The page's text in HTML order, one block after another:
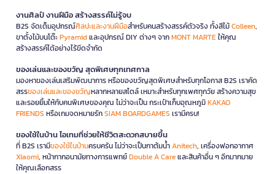
งานศิลป์ งานฝีมือ สร้างสรรค์ไม่รู้จบ
B2S จัดเต็มอุปกรณ์ศิลปะและงานฝีมือสำหรับคนสร้างสรรค์ตัวจริง ทั้งสีไม้Colleen,
ขาตั้งไม้บนโต๊ะPyramidและอุปกรณ์ DIY ต่างๆ จากMONT MARTEให้คุณ
สร้างสรรค์ได้อย่างไร้ขีดจำกัด
ของเล่นและของขวัญ สุดพิเศษทุกเทศกาล
มองหาของเล่นเสริมพัฒนาการ หรือของขวัญสุดพิเศษสำหรับทุกโอกาส B2S เราคัด
สรรของเล่นและของขวัญหลากหลายสไตล์ เหมาะสำหรับทุกเพศทุกวัย สร้างความสุข
และรอยยิ้มให้กับคนพิเศษของคุณ ไม่ว่าจะเป็น กระเป๋าเก็บอุณหภูมิKAKAO
FRIENDS หรือเกมจดหมายรักSIAM BOARDGAMES เรามีครบ!
ของใช้ในบ้าน ไอเทมที่ช่วยให้ชีวิตสะดวกสบายขึ้น
ที่ B2S เรามีของใช้ในบ้านครบครัน ไม่ว่าจะเป็นกาต้มน้ำAnitech, เครื่องฟอกอากาศ
Xiaomi, หน้ากากอนามัยทางการแพทย์Double A Careและสินค้าอื่น ๆ อีกมากมาย
ให้คุณเลือกสรร